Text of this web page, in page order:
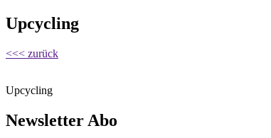
Upcycling
<<< zurück
Upcycling
Newsletter Abo